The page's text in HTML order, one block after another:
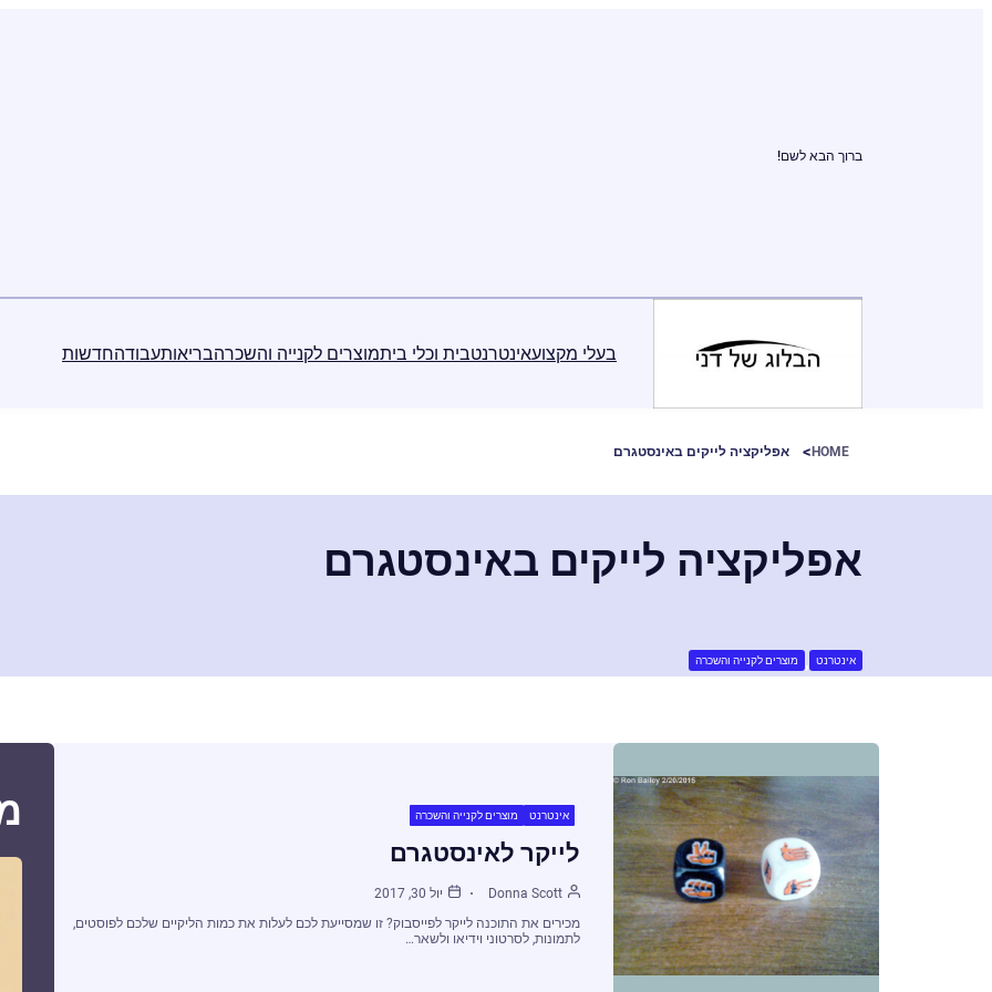
ברוך הבא לשם!
בעלי מקצועאינטרנטבית וכלי ביתמוצרים לקנייה והשכרהבריאותעבודהחדשות
HOME אפליקציה לייקים באינסטגרם
אפליקציה לייקים באינסטגרם
אינטרנט , מוצרים לקנייה והשכרה
אינטרנט מוצרים לקנייה והשכרה
לייקר לאינסטגרם
Donna Scott
יול 30, 2017
מכירים את התוכנה לייקר לפייסבוק? זו שמסייעת לכם לעלות את כמות הליקיים שלכם לפוסטים,
לתמונות, לסרטוני וידיאו ולשאר…